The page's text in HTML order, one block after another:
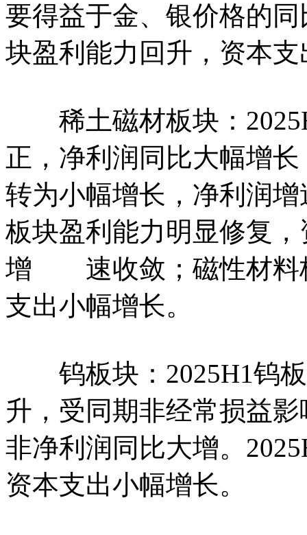
要得益于金、银价格的
块盈利能力回升，资本
稀土磁材板块：
正，净利润同比大幅增
转为小幅增长，净利润
板块盈利能力明显修复
增 速收敛；磁性材料
支出小幅增长。
钨板块：2025H1钨板
升，受同期非经常损益
非净利润同比大增。
资本支出小幅增长。